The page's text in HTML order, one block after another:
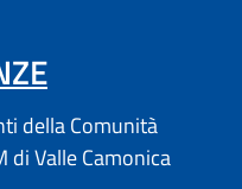
(APRE IN
della Comunità
di Valle Camonica